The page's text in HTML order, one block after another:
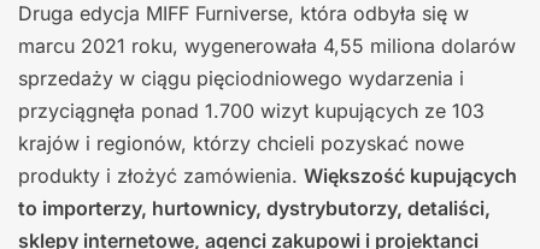
Druga edycja MIFF Furniverse, która odbyła się w
marcu 2021 roku, wygenerowała 4,55 miliona dolarów
sprzedaży w ciągu pięciodniowego wydarzenia i
przyciągnęła ponad 1.700 wizyt kupujących ze 103
krajów i regionów, którzy chcieli pozyskać nowe
produkty i złożyć zamówienia. Większość kupujących
to importerzy, hurtownicy, dystrybutorzy, detaliści,
sklepy internetowe, agenci zakupowi i projektanci